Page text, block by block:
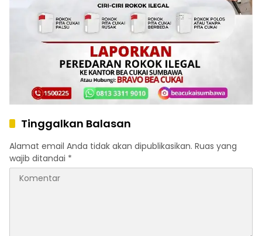
Tinggalkan Balasan
Alamat email Anda tidak akan dipublikasikan. Ruas yang
wajib ditandai *